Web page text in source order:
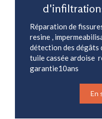
Réparation de
resine ,
détection des dégâts
tuile cassée ardoise
garantie10ans
En